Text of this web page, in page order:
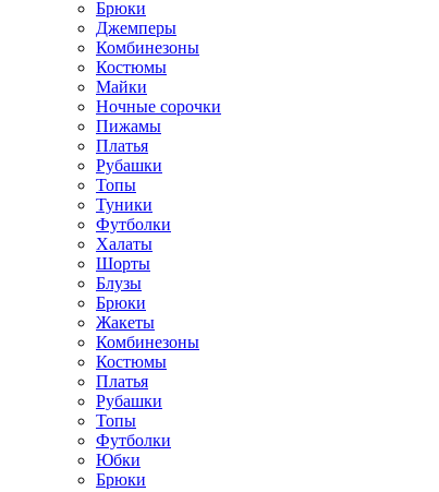
Брюки
Джемперы
Комбинезоны
Костюмы
Майки
Ночные сорочки
Пижамы
Платья
Рубашки
Топы
Туники
Футболки
Халаты
Шорты
Блузы
Брюки
Жакеты
Комбинезоны
Костюмы
Платья
Рубашки
Топы
Футболки
Юбки
Брюки